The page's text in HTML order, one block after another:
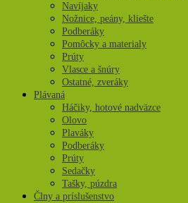
Navíjaky
Nožnice, peány, kliešte
Podberáky
Pomôcky a materialy
Prúty
Vlasce a šnúry
Ostatné, zveráky
Plávaná
Háčiky, hotové nadväzce
Olovo
Plaváky
Podberáky
Prúty
Sedačky
Tašky, púzdra
Člny a príslušenstvo